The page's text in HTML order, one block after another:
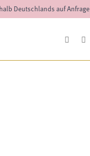
Deutschlands auf Anfrage